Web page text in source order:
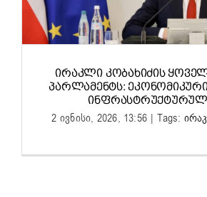
ᲘᲠᲐᲙᲚᲘ ᲙᲝᲑᲐᲮᲘᲫᲘᲡ
ᲞᲐᲠᲚᲐᲛᲔᲜᲢᲡ:
2 ივნისი, 2026, 13:56 | Tags: